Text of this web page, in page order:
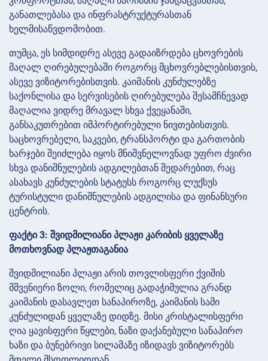
განათლებასა და ინფრასტრუქტურასთან
ხელმისაწვდომობით.
თუმცა, ეს სიმდიდრე ასევე გადაიზრდება ცხოვრების
მაღალ ღირებულებაში როგორც მცხოვრებლებისთვის,
ასევე ვიზიტორებისთვის. კაიმანის კუნძულებზე
საქონლისა და სერვისების ღირებულება შესამჩნევად
მაღალია ვიდრე მრავალ სხვა ქვეყანაში,
განსაკუთრებით იმპორტირებული ნივთებისთვის.
საცხოვრებელი, საკვები, ტრანსპორტი და გართობის
ხარჯები შეიძლება იყოს მნიშვნელოვნად უფრო ძვირი
სხვა დანიშნულების ადგილებთან შედარებით, რაც
ასახავს კუნძულების სტატუსს როგორც ლუქსუს
ტურისტული დანიშნულების ადგილისა და ფინანსური
ცენტრის.
ფაქტი 3: შვიდმილიანი პლაჟი კარიბის ყველაზე
მოთხოვნად პლაჟთაგანია
შვიდმილიანი პლაჟი არის თოვლისფერი ქვიშის
მშვენიერი ზოლი, რომელიც გადაჭიმულია გრანდ
კაიმანის დასავლეთ სანაპიროზე, კაიმანის სამი
კუნძულიდან ყველაზე დიდზე. მისი კრისტალისფერი
ღია ყავისფერი წყლები, ნაზი დაქანებული სანაპირო
ხაზი და ბუნებრივი სილამაზე იზიდავს ვიზიტორებს